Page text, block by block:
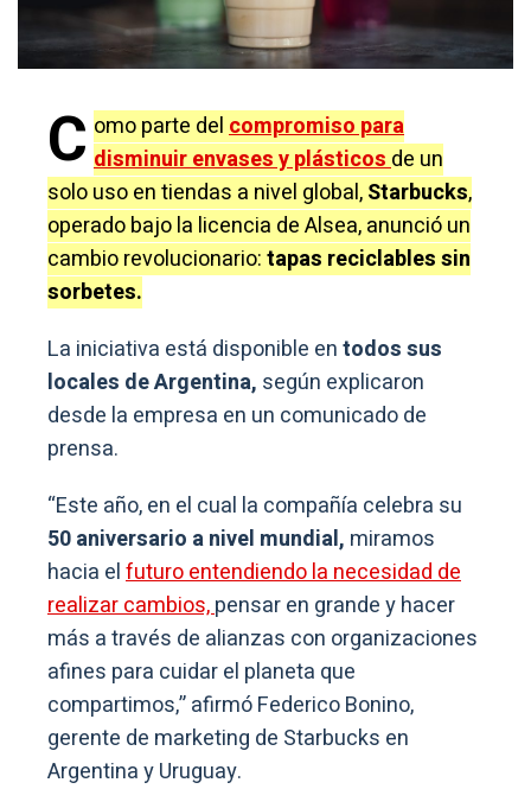
C omo parte delcompromiso para
disminuir envases y plásticosde un
solo uso en tiendas a nivel global,Starbucks,
operado bajo la licencia de Alsea, anunció un
cambio revolucionario:tapas reciclables sin
sorbetes.
La iniciativa está disponible entodos sus
locales de Argentina, según explicaron
desde la empresa en un comunicado de
prensa.
“Este año, en el cual la compañía celebra su
50 aniversario a nivel mundial, miramos
hacia elfuturo entendiendo la necesidad de
realizar cambios,pensar en grande y hacer
más a través de alianzas con organizaciones
afines para cuidar el planeta que
compartimos,” afirmó Federico Bonino,
gerente de marketing de Starbucks en
Argentina y Uruguay.